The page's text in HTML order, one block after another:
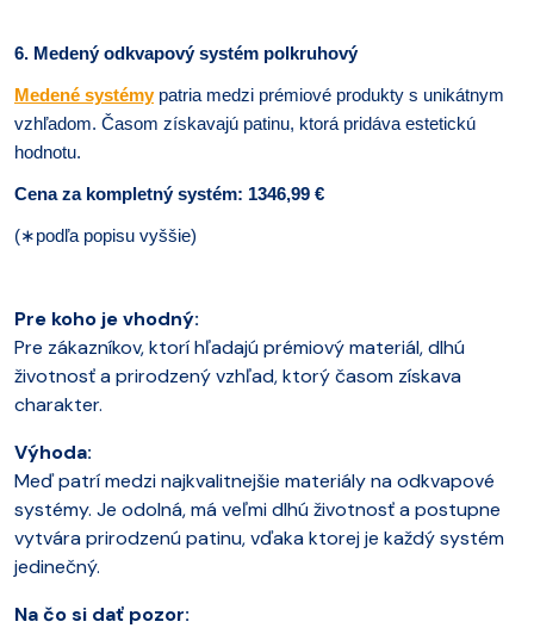
6. Medený odkvapový systém polkruhový
Medené systémypatria medzi prémiové produkty s unikátnym
vzhľadom. Časom získavajú patinu, ktorá pridáva estetickú
hodnotu.
Cena za kompletný systém: 1346,99 €
(∗podľa popisu vyššie)
Pre koho je vhodný:
Pre zákazníkov, ktorí hľadajú prémiový materiál, dlhú
životnosť a prirodzený vzhľad, ktorý časom získava
charakter.
Výhoda:
Meď patrí medzi najkvalitnejšie materiály na odkvapové
systémy. Je odolná, má veľmi dlhú životnosť a postupne
vytvára prirodzenú patinu, vďaka ktorej je každý systém
jedinečný.
Na čo si dať pozor: